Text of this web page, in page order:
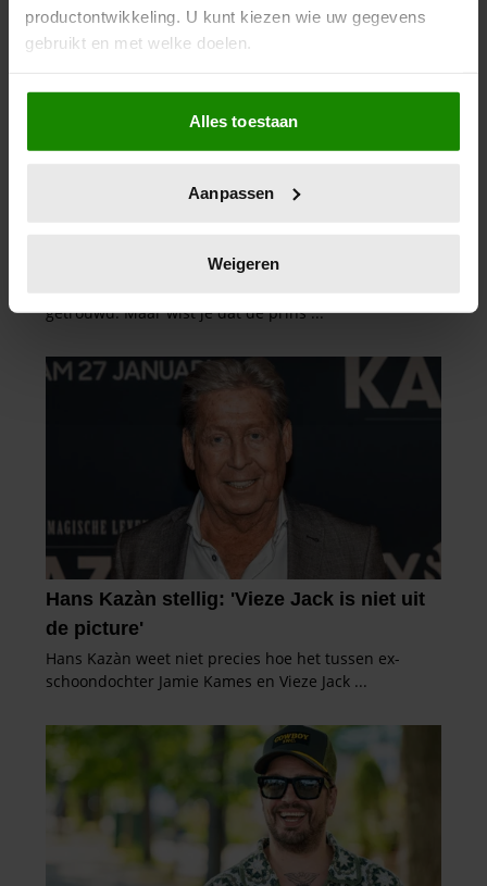
productontwikkeling. U kunt kiezen wie uw gegevens
gebruikt en met welke doelen.
Als u het toestaat, willen we ook graag:
Informatie verzamelen over uw geografische
locatie, die tot een paar meter nauwkeurig kan zijn
scannen op specifieke eigenschappen (fingerprinting)
verwerkt en stel uw voorkeuren in het
intrekken in de Cookieverklaring.
We gebruiken cookies om content en advertenties te
personaliseren, om functies voor social media te bieden
informatie over uw gebruik van onze site met onze
partners voor social media, adverteren en analyse. Deze
partners kunnen deze gegevens combineren met andere
informatie die u aan ze heeft verstrekt of die ze hebben
verzameld op basis van uw gebruik van hun services. U
gaat akkoord met onze cookies als u onze website blijft
gebruiken.
Alles toestaan
Aanpassen
Weigeren